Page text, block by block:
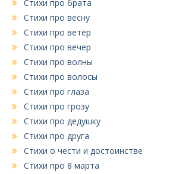
Стихи про брата
Стихи про весну
Стихи про ветер
Стихи про вечер
Стихи про волны
Стихи про волосы
Стихи про глаза
Стихи про грозу
Стихи про дедушку
Стихи про друга
Стихи о чести и достоинстве
Стихи про 8 марта